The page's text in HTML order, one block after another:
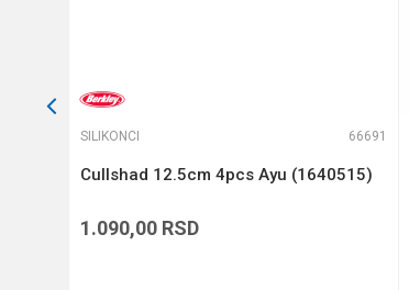
SILIKONCI 66691
Cullshad 12.5cm 4pcs Ayu (1640515)
1.090,00 RSD